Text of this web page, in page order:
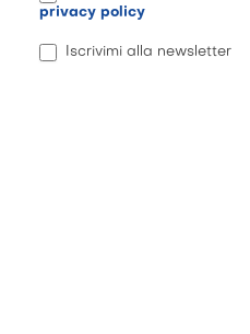
privacy policy
Iscrivimi alla newsletter